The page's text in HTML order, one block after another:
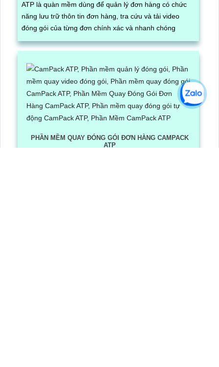
ATP là quàn mềm dùng để quản lý đơn hàng có chức
năng lưu trữ thôn tin đơn hàng, tra cứu và tải video
đóng gói của từng đơn chính xác và nhanh chóng
PHẦN MỀM QUAY ĐÓNG GÓI ĐƠN HÀNG CAMPACK
ATP